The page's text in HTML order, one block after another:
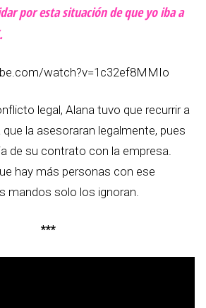
por esta situación de que yo iba a
watch?v=1c32ef8MMIo
legal, Alana tuvo que recurrir a
la asesoraran legalmente, pues
de su contrato con la empresa.
hay más personas con ese
mandos solo los ignoran.
***